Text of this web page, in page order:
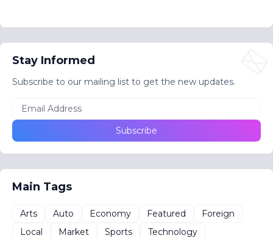
Stay Informed
Subscribe to our mailing list to get the new updates.
Main Tags
Arts Auto Economy Featured
Foreign
Local
Market Sports
Technology